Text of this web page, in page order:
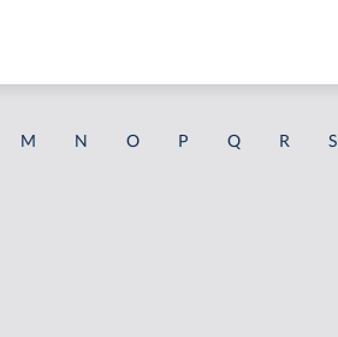
M N O P Q R S